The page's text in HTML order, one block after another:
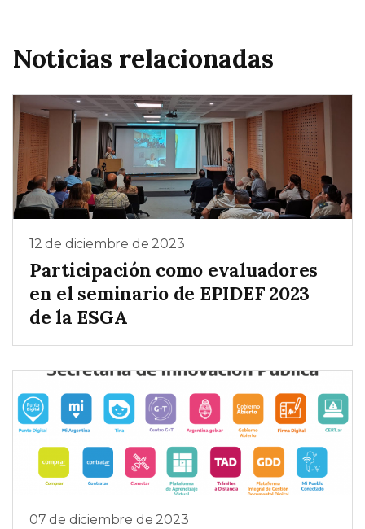
Noticias relacionadas
12 de diciembre de 2023
Participación como evaluadores
en el seminario de EPIDEF 2023
de la ESGA
07 de diciembre de 2023